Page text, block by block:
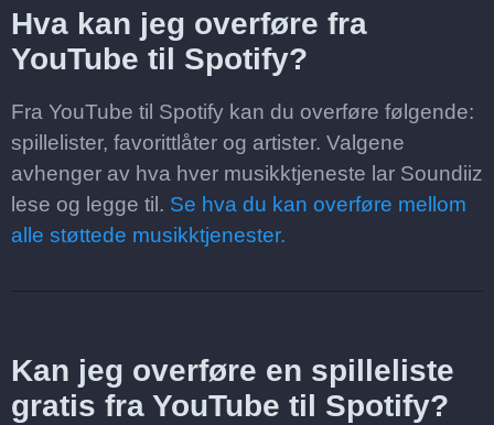
Hva kan jeg overføre fra
YouTube til Spotify?
Fra YouTube til Spotify kan du overføre følgende:
spillelister, favorittlåter og artister. Valgene
avhenger av hva hver musikktjeneste lar Soundiiz
lese og legge til. Se hva du kan overføre mellom
alle støttede musikktjenester.
Kan jeg overføre en spilleliste
gratis fra YouTube til Spotify?